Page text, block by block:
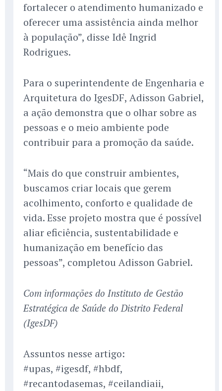
fortalecer o atendimento humanizado e
oferecer uma assistência ainda melhor
à população”, disse Idê Ingrid
Rodrigues.
Para o superintendente de Engenharia e
Arquitetura do IgesDF, Adisson Gabriel,
a ação demonstra que o olhar sobre as
pessoas e o meio ambiente pode
contribuir para a promoção da saúde.
“Mais do que construir ambientes,
buscamos criar locais que gerem
acolhimento, conforto e qualidade de
vida. Esse projeto mostra que é possível
aliar eficiência, sustentabilidade e
humanização em benefício das
pessoas”, completou Adisson Gabriel.
Com informações do Instituto de Gestão
Estratégica de Saúde do Distrito Federal
(IgesDF)
Assuntos nesse artigo:
#upas, #igesdf, #hbdf,
#recantodasemas, #ceilandiaii,